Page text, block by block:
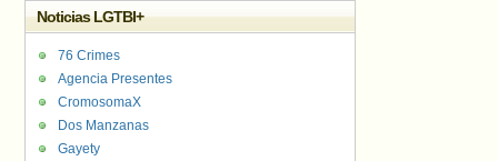
Noticias LGTBI+
76 Crimes
Agencia Presentes
CromosomaX
Dos Manzanas
Gayety